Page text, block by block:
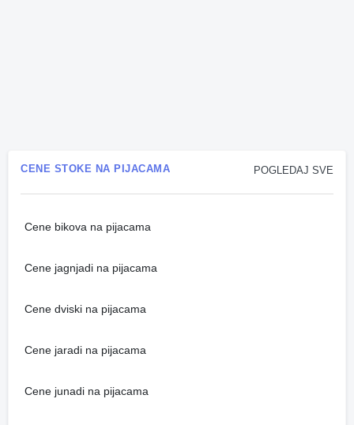
POGLEDAJ SVE
CENE STOKE NA PIJACAMA
Cene bikova na pijacama
Cene jagnjadi na pijacama
Cene dviski na pijacama
Cene jaradi na pijacama
Cene junadi na pijacama